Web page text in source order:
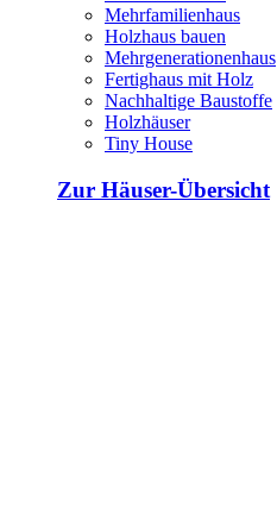
Mehrfamilienhaus
Holzhaus bauen
Mehrgenerationenhaus
Fertighaus mit Holz
Nachhaltige Baustoffe
Holzhäuser
Tiny House
Zur Häuser-Übersicht